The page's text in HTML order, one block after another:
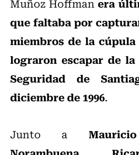
Muñoz Hoffman
que faltaba por
miembros de la cúpula
lograron escapar de
Seguridad de
diciembre de 1996.
Junto a